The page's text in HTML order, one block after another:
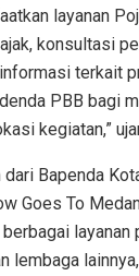
layanan
konsultasi
terkait
PBB bagi
kegiatan,”
dari Bapenda
Goes To
lembaga